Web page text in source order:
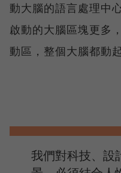
動大腦的語言處理中
啟動的大腦區塊更多
動區，整個大腦都動
我們對科技、設